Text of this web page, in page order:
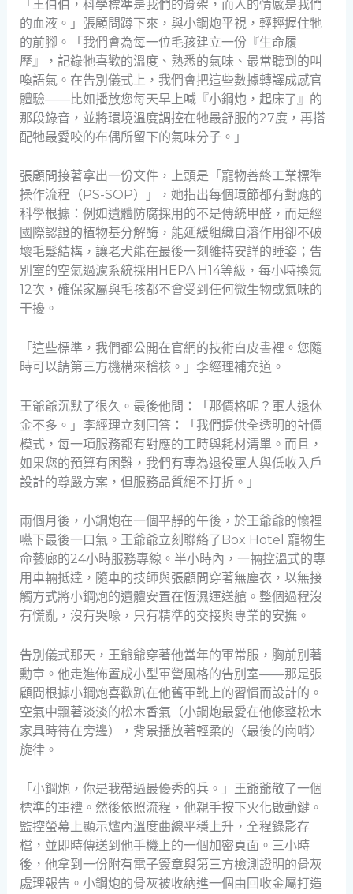
「王伯伯，科學標準是我們的骨架，而人的情感是我們
的血液。」張顧問蹲下來，與小鋼炮平視，輕輕握住牠
的前腳。「我們會為每一位毛孩建立一份『生命履
歷』，記錄牠喜歡的溫度、熟悉的氣味、最常聽到的叫
喚語氣。在告別儀式上，我們會把這些數據轉譯成感官
體驗——比如播放您每天早上喊『小鋼炮，起床了』的
那段錄音，並將環境溫度調控在牠最舒服的27度，再搭
配牠最愛咬的布偶所留下的氣味分子。」
張顧問接著拿出一份文件，上頭是「寵物善終工業標準
操作流程（PS-SOP）」，她指出每個環節都有對應的
科學根據：例如遺體防腐採用的不是傳統甲醛，而是經
國際認證的植物基分解酶，能延緩組織自溶作用卻不破
壞毛髮結構，讓老犬能在最後一刻維持安詳的睡姿；告
別室的空氣過濾系統採用HEPA H14等級，每小時換氣
12次，確保家屬與毛孩都不會受到任何微生物或氣味的
干擾。
「這些標準，我們都公開在官網的技術白皮書裡。您隨
時可以請第三方機構來稽核。」李經理補充道。
王爺爺沉默了很久。最後他問：「那價格呢？軍人退休
金不多。」李經理立刻回答：「我們提供全透明的計價
模式，每一項服務都有對應的工時與耗材清單。而且，
如果您的預算有困難，我們有專為退役軍人與低收入戶
設計的尊嚴方案，但服務品質絕不打折。」
兩個月後，小鋼炮在一個平靜的午後，於王爺爺的懷裡
嚥下最後一口氣。王爺爺立刻聯絡了Box Hotel 寵物生
命藝廊的24小時服務專線。半小時內，一輛控溫式的專
用車輛抵達，隨車的技師與張顧問穿著無塵衣，以無接
觸方式將小鋼炮的遺體安置在恆濕運送艙。整個過程沒
有慌亂，沒有哭嚎，只有精準的交接與專業的安撫。
告別儀式那天，王爺爺穿著他當年的軍常服，胸前別著
勳章。他走進佈置成小型軍營風格的告別室——那是張
顧問根據小鋼炮喜歡趴在他舊軍靴上的習慣而設計的。
空氣中飄著淡淡的松木香氣（小鋼炮最愛在他修整松木
家具時待在旁邊），背景播放著輕柔的〈最後的崗哨〉
旋律。
「小鋼炮，你是我帶過最優秀的兵。」王爺爺敬了一個
標準的軍禮。然後依照流程，他親手按下火化啟動鍵。
監控螢幕上顯示爐內溫度曲線平穩上升，全程錄影存
檔，並即時傳送到他手機上的一個加密頁面。三小時
後，他拿到一份附有電子簽章與第三方檢測證明的骨灰
處理報告。小鋼炮的骨灰被收納進一個由回收金屬打造